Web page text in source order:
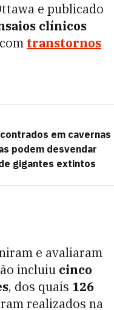
e publicado
clínicos
transtornos
em cavernas
podem desvendar
gigantes extintos
e avaliaram
incluiu cinco
, dos quais 126
realizados na